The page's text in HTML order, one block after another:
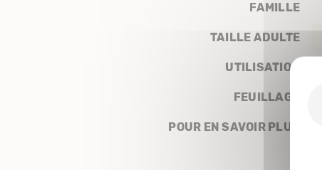
FAMILLE
TAILLE ADULTE
UTILISATION
FEUILLAGE
POUR EN SAVOIR PLUS